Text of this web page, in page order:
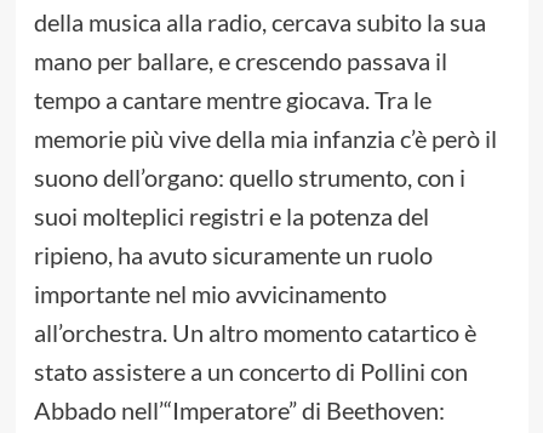
della musica alla radio, cercava subito la sua
mano per ballare, e crescendo passava il
tempo a cantare mentre giocava. Tra le
memorie più vive della mia infanzia c’è però il
suono dell’organo: quello strumento, con i
suoi molteplici registri e la potenza del
ripieno, ha avuto sicuramente un ruolo
importante nel mio avvicinamento
all’orchestra. Un altro momento catartico è
stato assistere a un concerto di Pollini con
Abbado nell’“Imperatore” di Beethoven: